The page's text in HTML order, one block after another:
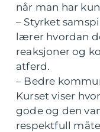
når man har
– Styrket
lærer hvordan
reaksjoner og
atferd.
– Bedre
Kurset viser
gode og den
respektfull